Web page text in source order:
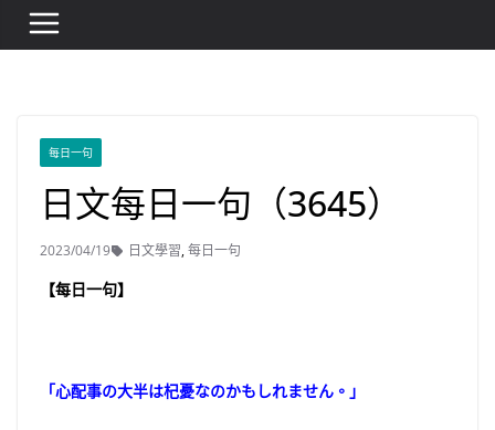
每日一句
日文每日一句（3645）
2023/04/19 日文學習,每日一句
【每日一句】
「心配事の大半は杞憂なのかもしれません。」